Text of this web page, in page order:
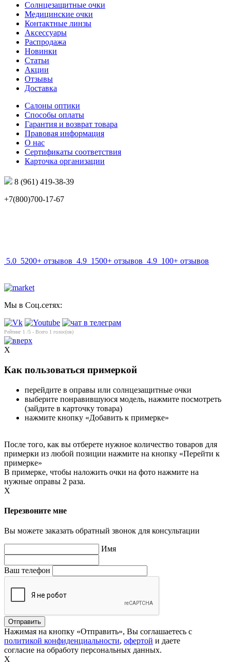
Солнцезащитные очки
Медицинские очки
Контактные линзы
Аксессуары
Распродажа
Новинки
Статьи
Акции
Отзывы
Доставка
Салоны оптики
Способы оплаты
Гарантия и возврат товара
Правовая информация
О нас
Сертификаты соответствия
Карточка организации
8 (961) 419-38-39
+7(800)700-17-67
5.0 5200+ отзывов 4.9 1500+ отзывов 4.9 100+ отзывов
Мы в Соц.сетях:
Рейтинг 1 /5 - Всего 1 голос(ов)
X
Как пользоваться примеркой
перейдите в оправы или солнцезащитные очки
выберите понравившуюся модель, нажмите посмотреть
(зайдите в карточку товара)
нажмите кнопку «Добавить к примерке»
После того, как вы отберете нужное количество товаров для
примерки из любой позиции нажмите на кнопку «Перейти к
примерке»
В примерке, чтобы наложить очки на фото нажмите на
нужные оправы 2 раза.
X
Перезвоните мне
Вы можете заказать обратный звонок для консультации
Имя
Ваш телефон
Нажимая на кнопку «Отправить», Вы соглашаетесь с
политикой конфиденциальности, офертой и даете
согласие на обработу персональных данных.
X